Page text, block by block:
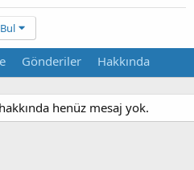
Bul
Gönderiler Hakkında
henüz mesaj yok.